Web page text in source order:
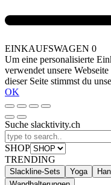
EINKAUFSWAGEN 0
Um eine personalisierte
verwendet unsere
dieser Seite stimmst du
OK
Suche slacktivity.ch
SHOP
TRENDING
Slackline-Sets Yoga